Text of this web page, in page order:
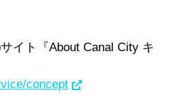
サイト『About Canal City キ
concept